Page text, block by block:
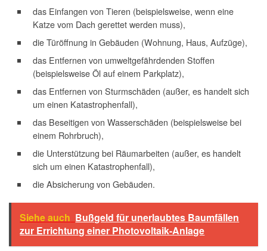
das Einfangen von Tieren (beispielsweise, wenn eine
Katze vom Dach gerettet werden muss),
die Türöffnung in Gebäuden (Wohnung, Haus, Aufzüge),
das Entfernen von umweltgefährdenden Stoffen
(beispielsweise Öl auf einem Parkplatz),
das Entfernen von Sturmschäden (außer, es handelt sich
um einen Katastrophenfall),
das Beseitigen von Wasserschäden (beispielsweise bei
einem Rohrbruch),
die Unterstützung bei Räumarbeiten (außer, es handelt
sich um einen Katastrophenfall),
die Absicherung von Gebäuden.
Siehe auch Bußgeld für unerlaubtes Baumfällen
zur Errichtung einer Photovoltaik-Anlage